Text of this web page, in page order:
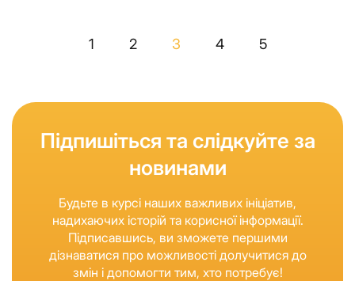
1 2 3 4 5
Підпишіться та слідкуйте за
новинами
Будьте в курсі наших важливих ініціатив,
надихаючих історій та корисної інформації.
Підписавшись, ви зможете першими
дізнаватися про можливості долучитися до
змін і допомогти тим, хто потребує!